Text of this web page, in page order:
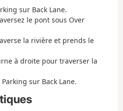
sur Back Lane.
le pont sous Over
la rivière et prends le
à droite pour traverser la
sur Back Lane.